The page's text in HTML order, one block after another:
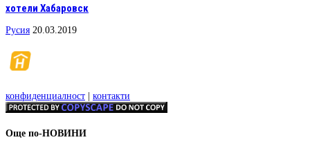
хотели Хабаровск
Русия 20.03.2019
конфиденциалност | контакти
Още по-НОВИНИ